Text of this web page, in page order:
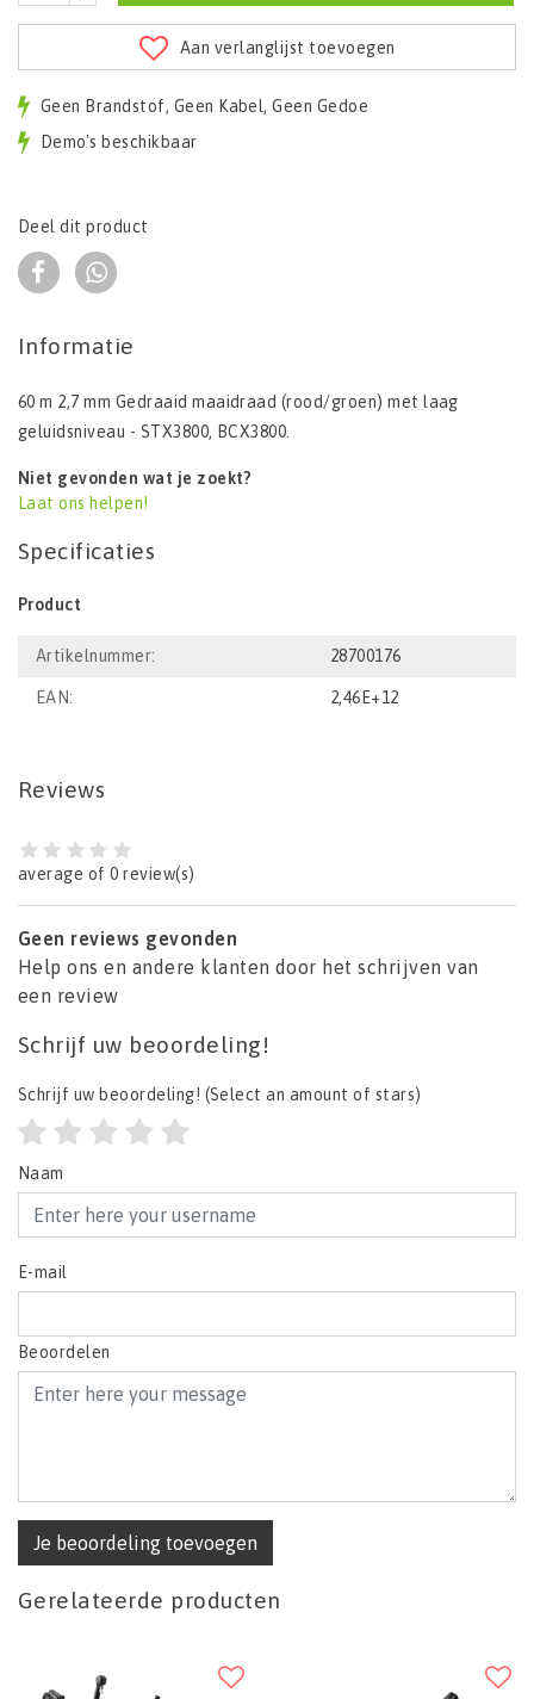
Aan verlanglijst toevoegen
Geen Brandstof, Geen Kabel, Geen Gedoe
Demo's beschikbaar
Deel dit product
Informatie
60 m 2,7 mm Gedraaid maaidraad (rood/groen) met laag
geluidsniveau - STX3800, BCX3800.
Niet gevonden wat je zoekt?
Laat ons helpen!
Specificaties
Product
Artikelnummer: 28700176
EAN: 2,46E+12
Reviews
average of 0 review(s)
Geen reviews gevonden
Help ons en andere klanten door het schrijven van
een review
Schrijf uw beoordeling!
Schrijf uw beoordeling! (Select an amount of stars)
Naam
E-mail
Beoordelen
Je beoordeling toevoegen
Gerelateerde producten